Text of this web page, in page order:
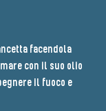
facendola
con il suo olio
il fuoco e